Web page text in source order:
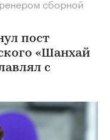
сборной
пост
«Шанхай
с